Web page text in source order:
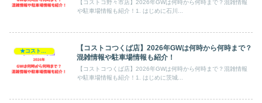
【コストコ野々市店】2026年GWは何時から何時まで？混雑情報
や駐車場情報も紹介！1. はじめに石川...
★コストコ・2026GW
【コストコつくば店】2026年GWは何時から何時まで？
混雑情報や駐車場情報も紹介！
【コストコつくば店】2026年GWは何時から何時まで？混雑情報
や駐車場情報も紹介！1. はじめに茨城...